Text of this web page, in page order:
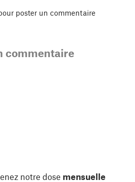
poster un commentaire
commentaire
notre dose mensuelle